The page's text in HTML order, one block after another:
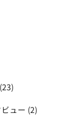
(23)
ュー (2)